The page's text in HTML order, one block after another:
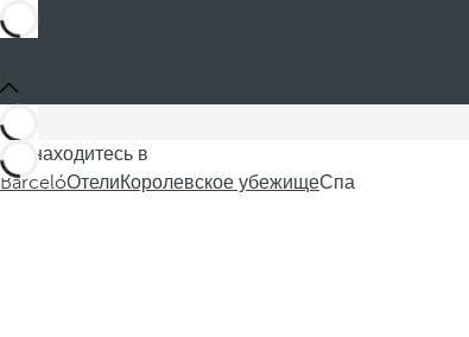
Вы находитесь в
BarcelóОтелиКоролевское убежищеСпа